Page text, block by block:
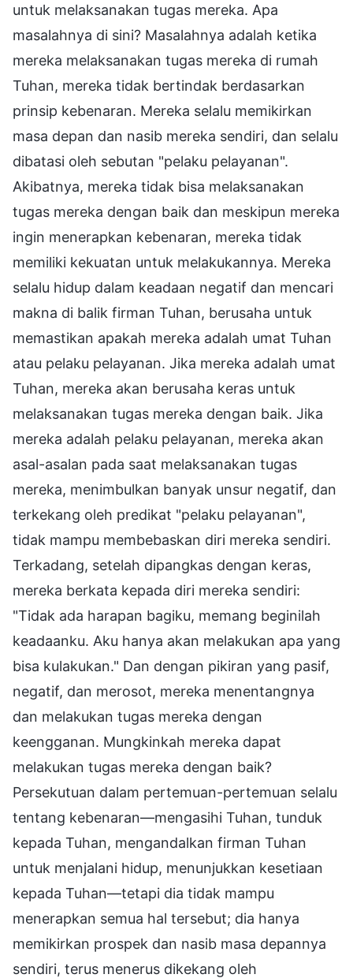
untuk melaksanakan tugas mereka. Apa
masalahnya di sini? Masalahnya adalah ketika
mereka melaksanakan tugas mereka di rumah
Tuhan, mereka tidak bertindak berdasarkan
prinsip kebenaran. Mereka selalu memikirkan
masa depan dan nasib mereka sendiri, dan selalu
dibatasi oleh sebutan "pelaku pelayanan".
Akibatnya, mereka tidak bisa melaksanakan
tugas mereka dengan baik dan meskipun mereka
ingin menerapkan kebenaran, mereka tidak
memiliki kekuatan untuk melakukannya. Mereka
selalu hidup dalam keadaan negatif dan mencari
makna di balik firman Tuhan, berusaha untuk
memastikan apakah mereka adalah umat Tuhan
atau pelaku pelayanan. Jika mereka adalah umat
Tuhan, mereka akan berusaha keras untuk
melaksanakan tugas mereka dengan baik. Jika
mereka adalah pelaku pelayanan, mereka akan
asal-asalan pada saat melaksanakan tugas
mereka, menimbulkan banyak unsur negatif, dan
terkekang oleh predikat "pelaku pelayanan",
tidak mampu membebaskan diri mereka sendiri.
Terkadang, setelah dipangkas dengan keras,
mereka berkata kepada diri mereka sendiri:
"Tidak ada harapan bagiku, memang beginilah
keadaanku. Aku hanya akan melakukan apa yang
bisa kulakukan." Dan dengan pikiran yang pasif,
negatif, dan merosot, mereka menentangnya
dan melakukan tugas mereka dengan
keengganan. Mungkinkah mereka dapat
melakukan tugas mereka dengan baik?
Persekutuan dalam pertemuan-pertemuan selalu
tentang kebenaran—mengasihi Tuhan, tunduk
kepada Tuhan, mengandalkan firman Tuhan
untuk menjalani hidup, menunjukkan kesetiaan
kepada Tuhan—tetapi dia tidak mampu
menerapkan semua hal tersebut; dia hanya
memikirkan prospek dan nasib masa depannya
sendiri, terus menerus dikekang oleh